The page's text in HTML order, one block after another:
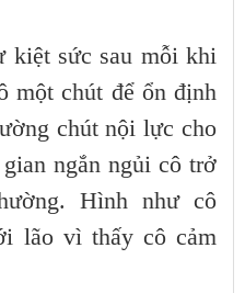
kiệt sức sau mỗi khi
một chút để ổn định
chút nội lực cho
ngắn ngủi cô trở
Hình như cô
lão vì thấy cô cảm